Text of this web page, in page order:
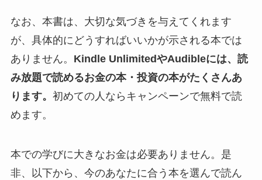
なお、本書は、大切な気づきを与えてくれます
が、具体的にどうすればいいかが示される本では
ありません。 Kindle UnlimitedやAudibleには、読
み放題で読めるお金の本・投資の本がたくさんあ
ります。 初めての人ならキャンペーンで無料で読
めます。
本での学びに大きなお金は必要ありません。是
非、以下から、今のあなたに合う本を選んで読ん